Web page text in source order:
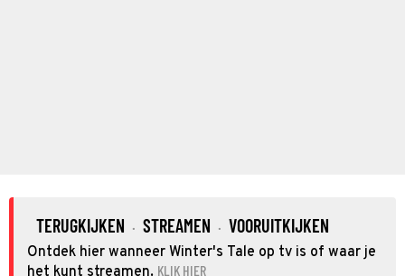
TERUGKIJKEN · STREAMEN · VOORUITKIJKEN
Ontdek hier wanneer Winter's Tale op tv is of waar je
het kunt streamen. KLIK HIER